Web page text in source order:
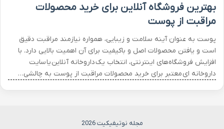
بهترین فروشگاه آنلاین برای خرید محصولات
مراقبت از پوست
پوست به عنوان آینه سلامت و زیبایی، همواره نیازمند مراقبت دقیق
است و یافتن محصولات اصل و باکیفیت برای آن اهمیت بالایی دارد. با
افزایش فروشگاه‌های اینترنتی، انتخاب یک داروخانه آنلاین یا سایت
داروخانه ای معتبر برای خرید محصولات مراقبت از پوست به چالشی…
مجله نوتیفیکیت 2026